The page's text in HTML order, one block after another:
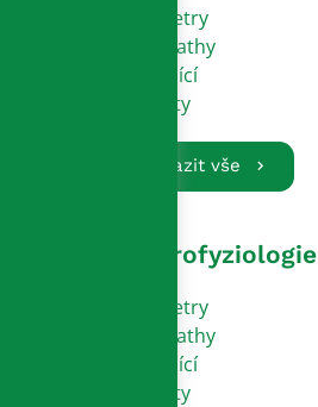
Katetry
Sheathy
Vodící
dráty
Zobrazit vše
Elektrofyziologie
Katetry
Sheathy
Vodící
dráty